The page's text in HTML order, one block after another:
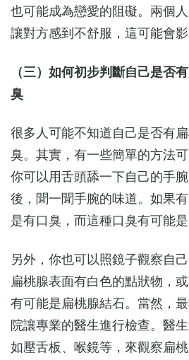
也可能成為戀愛的阻礙。兩個
讓對方感到不舒服，這可能會影
（三）如何初步判斷自己是否
臭
很多人可能不知道自己是否有
臭。其實，有一些簡單的方法
你可以用舌頭舔一下自己的手
後，聞一聞手腕的味道。如果
是有口臭，而這種口臭有可能
另外，你也可以照鏡子觀察自
扁桃腺表面有白色的點狀物，
有可能是扁桃腺結石。當然，
院讓專業的醫生進行檢查。醫
如壓舌板、喉鏡等，來觀察扁